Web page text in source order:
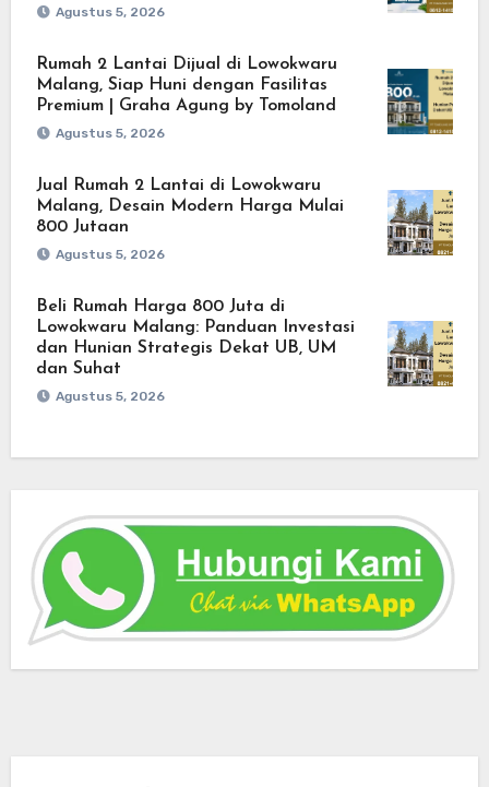
Agustus 5, 2026
Rumah 2 Lantai Dijual di Lowokwaru
Malang, Siap Huni dengan Fasilitas
Premium | Graha Agung by Tomoland
Agustus 5, 2026
Jual Rumah 2 Lantai di Lowokwaru
Malang, Desain Modern Harga Mulai
800 Jutaan
Agustus 5, 2026
Beli Rumah Harga 800 Juta di
Lowokwaru Malang: Panduan Investasi
dan Hunian Strategis Dekat UB, UM
dan Suhat
Agustus 5, 2026